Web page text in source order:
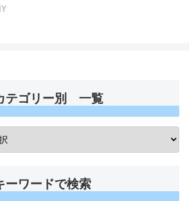
テゴリー別 一覧
ーワードで検索